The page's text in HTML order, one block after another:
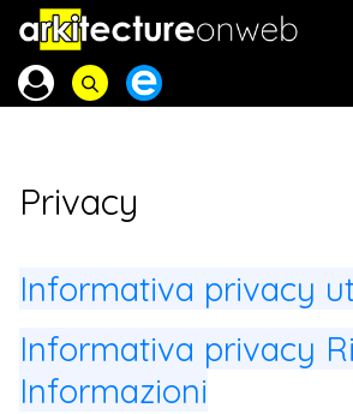
Privacy
Informativa privacy
Informativa privacy
Informazioni